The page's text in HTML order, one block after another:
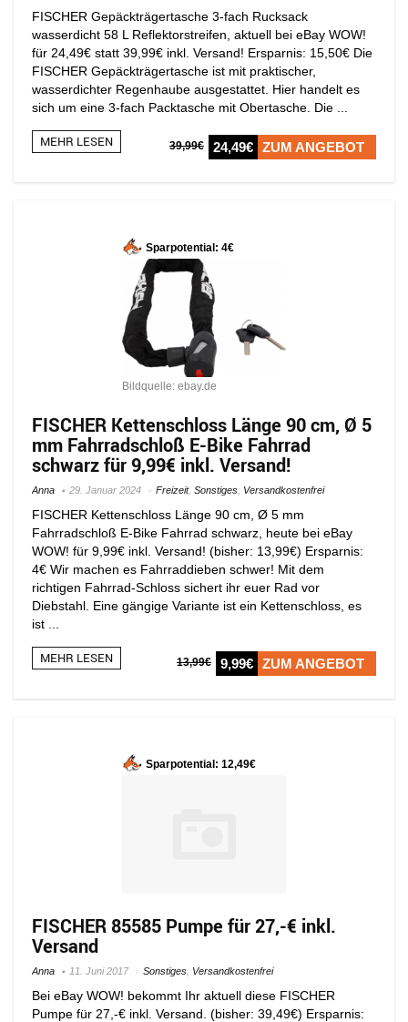
FISCHER Gepäckträgertasche 3-fach Rucksack
wasserdicht 58 L Reflektorstreifen, aktuell bei eBay WOW!
für 24,49€ statt 39,99€ inkl. Versand! Ersparnis: 15,50€ Die
FISCHER Gepäckträgertasche ist mit praktischer,
wasserdichter Regenhaube ausgestattet. Hier handelt es
sich um eine 3-fach Packtasche mit Obertasche. Die ...
MEHR LESEN 39,99€ 24,49€ ZUM ANGEBOT
Sparpotential: 4€
Bildquelle: ebay.de
FISCHER Kettenschloss Länge 90 cm, Ø 5
mm Fahrradschloß E-Bike Fahrrad
schwarz für 9,99€ inkl. Versand!
Anna 29. Januar 2024 Freizeit, Sonstiges Versandkostenfrei
FISCHER Kettenschloss Länge 90 cm, Ø 5 mm
Fahrradschloß E-Bike Fahrrad schwarz, heute bei eBay
WOW! für 9,99€ inkl. Versand! (bisher: 13,99€) Ersparnis:
4€ Wir machen es Fahrraddieben schwer! Mit dem
richtigen Fahrrad-Schloss sichert ihr euer Rad vor
Diebstahl. Eine gängige Variante ist ein Kettenschloss, es
ist ...
MEHR LESEN 13,99€ 9,99€ ZUM ANGEBOT
Sparpotential: 12,49€
FISCHER 85585 Pumpe für 27,-€ inkl.
Versand
Anna 11. Juni 2017 Sonstiges Versandkostenfrei
Bei eBay WOW! bekommt Ihr aktuell diese FISCHER
Pumpe für 27,-€ inkl. Versand. (bisher: 39,49€) Ersparnis: